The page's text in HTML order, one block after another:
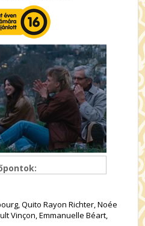
Quito Rayon Richter, Noée
Vinçon, Emmanuelle Béart,